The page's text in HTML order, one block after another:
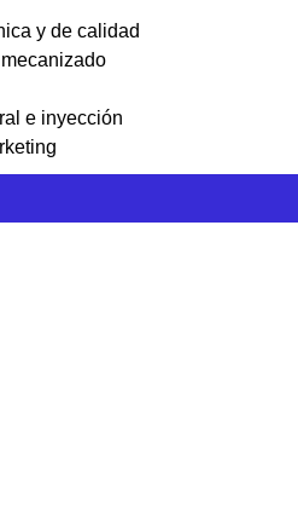
y de calidad
e inyección